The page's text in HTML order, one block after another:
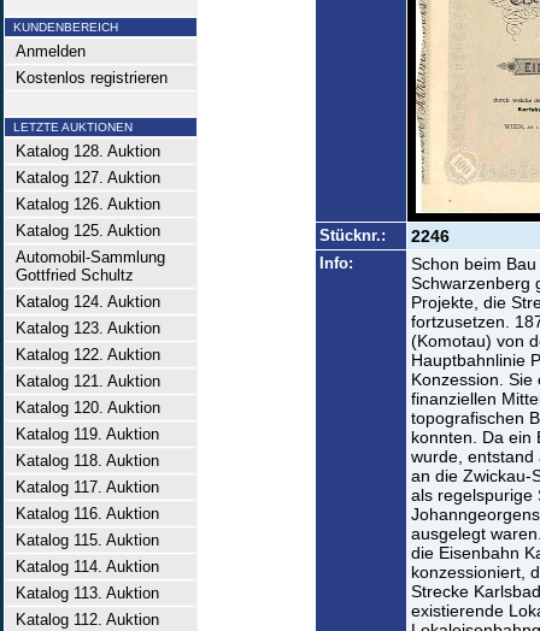
KUNDENBEREICH
Anmelden
Kostenlos registrieren
LETZTE AUKTIONEN
Katalog 128. Auktion
Katalog 127. Auktion
Katalog 126. Auktion
Katalog 125. Auktion
Automobil-Sammlung
Gottfried Schultz
Katalog 124. Auktion
Katalog 123. Auktion
Katalog 122. Auktion
Katalog 121. Auktion
Katalog 120. Auktion
Katalog 119. Auktion
Katalog 118. Auktion
Katalog 117. Auktion
Katalog 116. Auktion
Katalog 115. Auktion
Katalog 114. Auktion
Katalog 113. Auktion
Katalog 112. Auktion
Stücknr.: 2246
Info:
Schon beim
Schwarzenberg
Projekte, die
fortzusetzen.
(Komotau) von
Hauptbahnlinie
Konzession.
finanziellen
topografischen
konnten. Da ein
wurde, entstand
an die Zwickau-
als regelspurige
ausgelegt
die Eisenbahn
konzessioniert,
Strecke
existierende